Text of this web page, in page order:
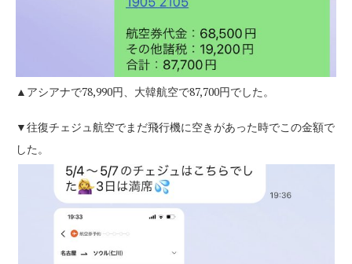
▲アシアナで78,990円、大韓航空で87,700円でした。
▼往復チェジュ航空でまだ飛行機に空きがあった時でこの金額で
した。